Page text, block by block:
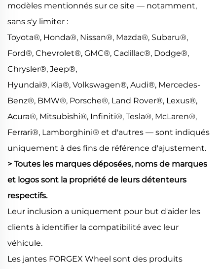
modèles mentionnés sur ce site — notamment,
sans s'y limiter :
Toyota®, Honda®, Nissan®, Mazda®, Subaru®,
Ford®, Chevrolet®, GMC®, Cadillac®, Dodge®,
Chrysler®, Jeep®,
Hyundai®, Kia®, Volkswagen®, Audi®, Mercedes-
Benz®, BMW®, Porsche®, Land Rover®, Lexus®,
Acura®, Mitsubishi®, Infiniti®, Tesla®, McLaren®,
Ferrari®, Lamborghini® et d'autres — sont indiqués
uniquement à des fins de référence d'ajustement.
> Toutes les marques déposées, noms de marques
et logos sont la propriété de leurs détenteurs
respectifs.
Leur inclusion a uniquement pour but d'aider les
clients à identifier la compatibilité avec leur
véhicule.
Les jantes FORGEX Wheel sont des produits